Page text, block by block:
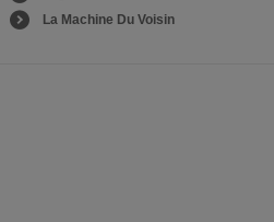
La Machine Du Voisin